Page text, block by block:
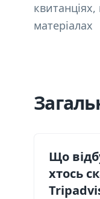
матеріалах
Що
хтось